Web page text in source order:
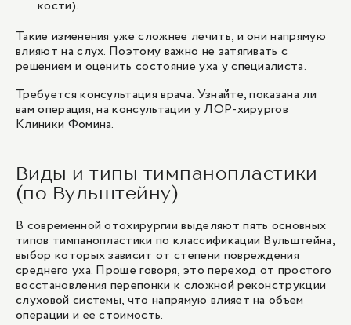
кости).
Такие изменения уже сложнее лечить, и они напрямую
влияют на слух. Поэтому важно не затягивать с
решением и оценить состояние уха у специалиста.
Требуется консультация врача. Узнайте, показана ли
вам операция, на консультации уЛОР-хирургов
Клиники Фомина.
Виды и типы тимпанопластики
(по Вульштейну)
В современной отохирургии выделяют пять основных
типов тимпанопластики по классификации Вульштейна,
выбор которых зависит от степени повреждения
среднего уха. Проще говоря, это переход от простого
восстановления перепонки к сложной реконструкции
слуховой системы, что напрямую влияет на объем
операции и ее стоимость.